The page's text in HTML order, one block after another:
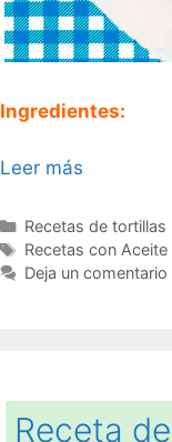
Ingredientes:
Leer más
Categorías
Recetas de tortillas
Etiquetas
Recetas con Aceite
Deja un comentario
Receta